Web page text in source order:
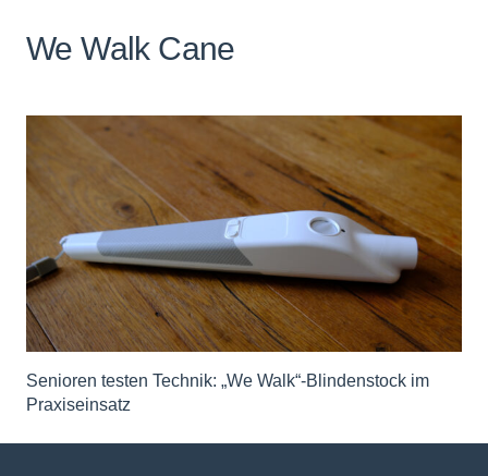
We Walk Cane
Senioren testen Technik: „We Walk“-Blindenstock im
Praxiseinsatz